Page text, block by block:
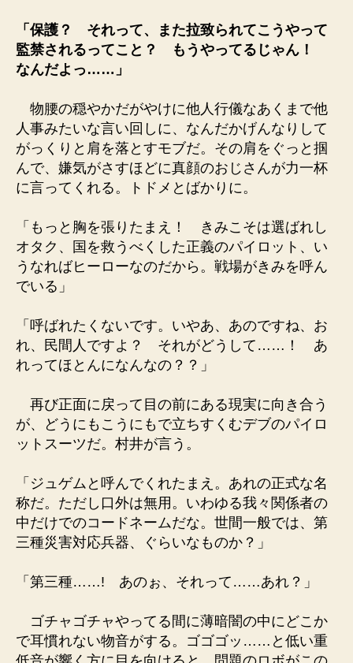
「保護？ それって、また拉致られてこうやって
監禁されるってこと？ もうやってるじゃん！
なんだよっ……」
物腰の穏やかだがやけに他人行儀なあくまで他
人事みたいな言い回しに、なんだかげんなりして
がっくりと肩を落とすモブだ。その肩をぐっと掴
んで、嫌気がさすほどに真顔のおじさんが力一杯
に言ってくれる。トドメとばかりに。
「もっと胸を張りたまえ！ きみこそは選ばれし
オタク、国を救うべくした正義のパイロット、い
うなればヒーローなのだから。戦場がきみを呼ん
でいる」
「呼ばれたくないです。いやあ、あのですね、お
れ、民間人ですよ？ それがどうして……！ あ
れってほとんになんなの？？」
再び正面に戻って目の前にある現実に向き合う
が、どうにもこうにもで立ちすくむデブのパイロ
ットスーツだ。村井が言う。
「ジュゲムと呼んでくれたまえ。あれの正式な名
称だ。ただし口外は無用。いわゆる我々関係者の
中だけでのコードネームだな。世間一般では、第
三種災害対応兵器、ぐらいなものか？」
「第三種……! あのぉ、それって……あれ？」
ゴチャゴチャやってる間に薄暗闇の中にどこか
で耳慣れない物音がする。ゴゴゴッ……と低い重